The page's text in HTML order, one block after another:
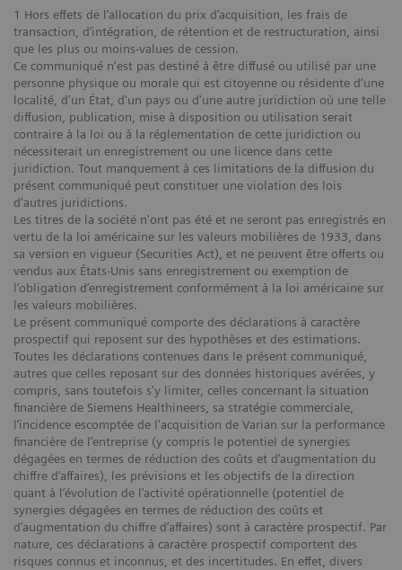
1 Hors effets de l’allocation du prix d’acquisition, les frais de
transaction, d’intégration, de rétention et de restructuration, ainsi
que les plus ou moins-values de cession.
Ce communiqué n'est pas destiné à être diffusé ou utilisé par une
personne physique ou morale qui est citoyenne ou résidente d'une
localité, d'un État, d'un pays ou d'une autre juridiction où une telle
diffusion, publication, mise à disposition ou utilisation serait
contraire à la loi ou à la réglementation de cette juridiction ou
nécessiterait un enregistrement ou une licence dans cette
juridiction. Tout manquement à ces limitations de la diffusion du
présent communiqué peut constituer une violation des lois
d'autres juridictions.
Les titres de la société n'ont pas été et ne seront pas enregistrés en
vertu de la loi américaine sur les valeurs mobilières de 1933, dans
sa version en vigueur (Securities Act), et ne peuvent être offerts ou
vendus aux États-Unis sans enregistrement ou exemption de
l’obligation d’enregistrement conformément à la loi américaine sur
les valeurs mobilières.
Le présent communiqué comporte des déclarations à caractère
prospectif qui reposent sur des hypothèses et des estimations.
Toutes les déclarations contenues dans le présent communiqué,
autres que celles reposant sur des données historiques avérées, y
compris, sans toutefois s'y limiter, celles concernant la situation
financière de Siemens Healthineers, sa stratégie commerciale,
l’incidence escomptée de l'acquisition de Varian sur la performance
financière de l’entreprise (y compris le potentiel de synergies
dégagées en termes de réduction des coûts et d’augmentation du
chiffre d’affaires), les prévisions et les objectifs de la direction
quant à l’évolution de l’activité opérationnelle (potentiel de
synergies dégagées en termes de réduction des coûts et
d’augmentation du chiffre d’affaires) sont à caractère prospectif. Par
nature, ces déclarations à caractère prospectif comportent des
risques connus et inconnus, et des incertitudes. En effet, divers